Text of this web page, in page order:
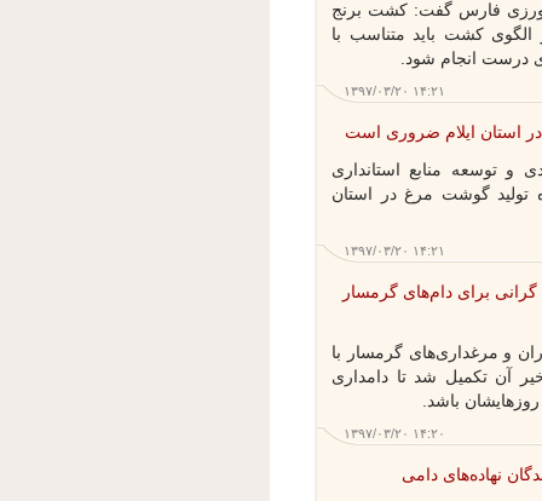
فارس گفت: کشت برنج
کشت باید متناسب با
درست انجام شود.
۱۳۹۷/۰۳/۲۰ ۱۴:۲۱
استان ایلام ضروری است
و توسعه منابع استانداری
گوشت مرغ در استان
۱۳۹۷/۰۳/۲۰ ۱۴:۲۱
برای دام‌های گرمسار
مرغداری‌های گرمسار با
تکمیل شد تا دامداری
باشد.
۱۳۹۷/۰۳/۲۰ ۱۴:۲۰
نهاده‌های دامی